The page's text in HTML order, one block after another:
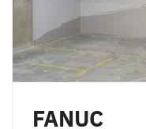
FANUC